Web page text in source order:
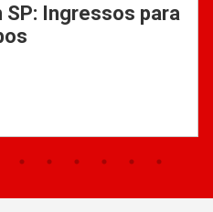
SP: Ingressos para